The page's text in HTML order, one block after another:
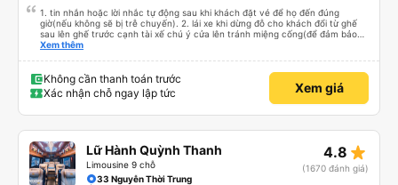
1. tin nhắn hoặc lời nhắc tự động sau khi khách đặt vé để họ đến đúng
giờ(nếu không sẽ bị trễ chuyến). 2. lái xe khi dừng đỗ cho khách đổi từ ghế
sau lên ghế trước cạnh tài xế chú ý cửa lên tránh miệng cống(để đảm bảo
an toàn cho khách- tại HN: miệng cống bằng sắt chữ nhật dạng ô lưới, cửa
Tng kịp 20h, để khách nối chuyến Xe 11 chỗ nên thoáng đãng.
Xem thêm
Không cần thanh toán trước
Xác nhận chỗ ngay lập tức
Xem giá
Lữ Hành Quỳnh Thanh
Limousine 9 chỗ
4.8 star_rate
(1670 đánh giá)
33 Nguyễn Thời Trung